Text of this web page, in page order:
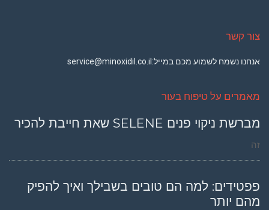
צור קשר
אנחנו נשמח לשמוע מכם במייל: service@minoxidil.co.il
מאמרים על טיפוח בעור
מברשת ניקוי פנים SELENE שאת חייבת להכיר
זה
פפטידים: למה הם טובים בשבילך ואיך להפיק
מהם יותר